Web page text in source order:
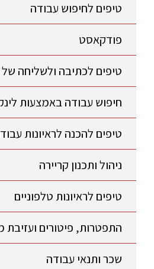
טיפים לחיפוש עבודה
פודקאסט
טיפים לכתיבה ולשליחה של
חיפוש עבודה באמצעות
טיפים להכנה לראיונות
ניהול ותכנון קריירה
טיפים לראיונות טלפוניים
התפטרות, פיטורים ועזיבת
שכר ותנאי עבודה